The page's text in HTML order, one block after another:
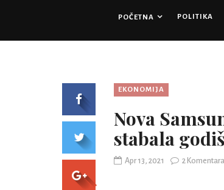
POČETNA POLITIKA
EKONOMIJA
Nova
stabala
Apr 13, 2021 2 Komentara